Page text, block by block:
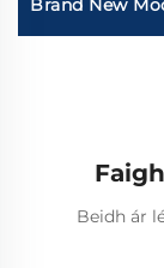
Brand New
Truck 6x4
Beidh ár